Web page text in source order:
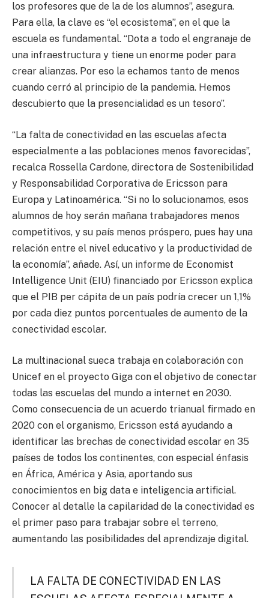
los profesores que de la de los alumnos”, asegura.
Para ella, la clave es “el ecosistema”, en el que la
escuela es fundamental. “Dota a todo el engranaje de
una infraestructura y tiene un enorme poder para
crear alianzas. Por eso la echamos tanto de menos
cuando cerró al principio de la pandemia. Hemos
descubierto que la presencialidad es un tesoro”.
“La falta de conectividad en las escuelas afecta
especialmente a las poblaciones menos favorecidas”,
recalca Rossella Cardone, directora de Sostenibilidad
y Responsabilidad Corporativa de Ericsson para
Europa y Latinoamérica. “Si no lo solucionamos, esos
alumnos de hoy serán mañana trabajadores menos
competitivos, y su país menos próspero, pues hay una
relación entre el nivel educativo y la productividad de
la economía”, añade. Así, un informe de Economist
Intelligence Unit (EIU) financiado por Ericsson explica
que el PIB per cápita de un país podría crecer un 1,1%
por cada diez puntos porcentuales de aumento de la
conectividad escolar.
La multinacional sueca trabaja en colaboración con
Unicef en el proyecto Giga con el objetivo de conectar
todas las escuelas del mundo a internet en 2030.
Como consecuencia de un acuerdo trianual firmado en
2020 con el organismo, Ericsson está ayudando a
identificar las brechas de conectividad escolar en 35
países de todos los continentes, con especial énfasis
en África, América y Asia, aportando sus
conocimientos en big data e inteligencia artificial.
Conocer al detalle la capilaridad de la conectividad es
el primer paso para trabajar sobre el terreno,
aumentando las posibilidades del aprendizaje digital.
LA FALTA DE CONECTIVIDAD EN LAS